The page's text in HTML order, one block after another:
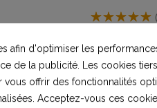
afin d'optimiser les
de la publicité. Les cookies
offrir des fonctionnalités
Acceptez-vous ces